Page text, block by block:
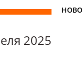
2025